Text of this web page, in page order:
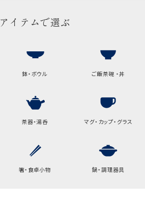
アイテムで選ぶ
鉢・ボウル ご飯茶碗 ・丼
茶器・湯呑 マグ・カップ・グラス
箸・食卓小物 鍋・調理器具